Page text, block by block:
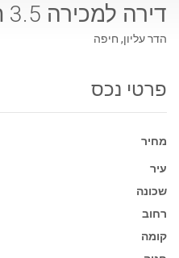
דירה למכירה 3.5 חדרים בהלל
הדר עליון, חיפה
פרטי נכס
מחיר
עיר
שכונה
רחוב
קומה